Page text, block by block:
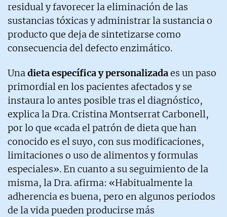
residual y favorecer la eliminación de las
sustancias tóxicas y administrar la sustancia o
producto que deja de sintetizarse como
consecuencia del defecto enzimático.
Unadieta específica y personalizadaes un paso
primordial en los pacientes afectados y se
instaura lo antes posible tras el diagnóstico,
explica la Dra. Cristina Montserrat Carbonell,
por lo que «cada el patrón de dieta que han
conocido es el suyo, con sus modificaciones,
limitaciones o uso de alimentos y formulas
especiales». En cuanto a su seguimiento de la
misma, la Dra. afirma: «Habitualmente la
adherencia es buena, pero en algunos periodos
de la vida pueden producirse más